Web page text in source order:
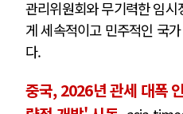
관리위원회와 무기력한 임
게 세속적이고 민주적인 국
다.
중국, 2026년 관세 대폭